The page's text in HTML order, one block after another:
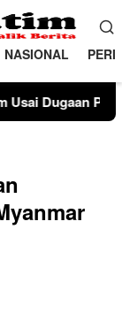
NASIONAL
Suami di